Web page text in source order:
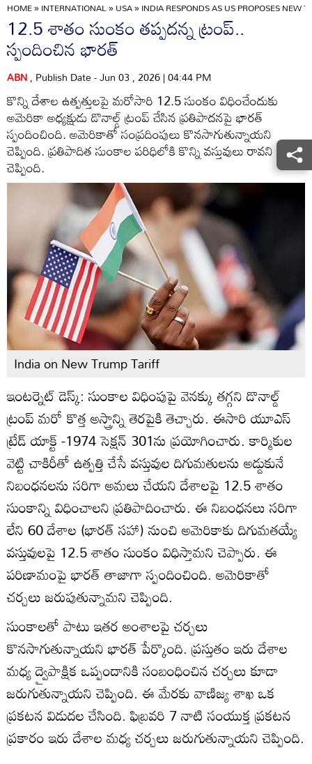
HOME»INTERNATIONAL»USA»INDIA RESPONDS AS US PROPOSES NEW
12.5 శాతం సుంకం తప్పదన్న ట్రంప్..
స్పందించిన భారత్
ABN, Publish Date - Jun 03 , 2026 | 04:44 PM
కొన్ని దేశాల ఉత్పత్తులపై మరోసారి 12.5 సుంకం విధించేందుకు
అమెరికా అధ్యక్షుడు డొనాల్డ్ ట్రంప్ చేసిన ప్రతిపాదనపై భారత్
స్పందించింది. అమెరికాతో సంప్రదింపులు కొనసాగుతున్నాయని
చెప్పింది. ప్రతిపాదిత సుంకాల పరిధిలోకి కొన్ని వస్తువులు రావని కూడా
చెప్పింది.
India on New Trump Tariff
ఇంటర్నెట్ డెస్క్: సుంకాల విధింపుపై వెనక్కు తగ్గని డొనాల్డ్
ట్రంప్ మరో కొత్త అస్త్రాన్ని తెరపైకి తెచ్చారు. ఈసారి యూఎస్
ట్రేడ్ యాక్ట్ -1974 సెక్షన్ 301ను ప్రయోగించారు. కార్మికుల
వెట్టి చాకిరీతో ఉత్పత్తి చేసే వస్తువుల దిగుమతులను అడ్డుకునే
నిబంధనలను సరిగా అమలు చేయని దేశాలపై 12.5 శాతం
సుంకాన్ని విధించాలని ప్రతిపాదించారు. ఈ నిబంధనలు సరిగా
లేని 60 దేశాల (భారత్ సహా) నుంచి అమెరికాకు దిగుమతయ్యే
వస్తువులపై 12.5 శాతం సుంకం విధిస్తామని చెప్పారు. ఈ
పరిణామంపై భారత్ తాజాగా స్పందించింది. అమెరికాతో
చర్చలు జరుపుతున్నామని చెప్పింది.
సుంకాలతో పాటు ఇతర అంశాలపై చర్చలు
కొనసాగుతున్నాయని భారత్ పేర్కొంది. ప్రస్తుతం ఇరు దేశాల
మధ్య ద్వైపాక్షిక ఒప్పందానికి సంబంధించిన చర్చలు కూడా
జరుగుతున్నాయని చెప్పింది. ఈ మేరకు వాణిజ్య శాఖ ఒక
ప్రకటన విడుదల చేసింది. ఫిబ్రవరి 7 నాటి సంయుక్త ప్రకటన
ప్రకారం ఇరు దేశాల మధ్య చర్చలు జరుగుతున్నాయని చెప్పింది.